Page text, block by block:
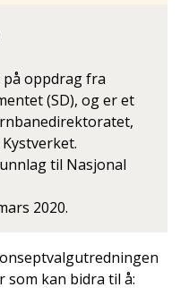
oppdrag fra
(SD), og er et
til Nasjonal
2020.
kan bidra til å: